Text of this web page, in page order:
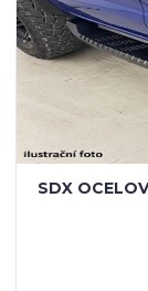
SDX